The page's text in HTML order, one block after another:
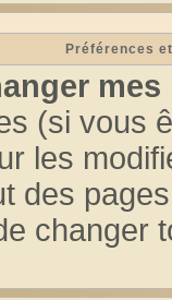
Préférences
mes
(si vous
les
des
changer